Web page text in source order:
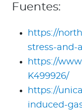
Fuentes:
https://
stress-and-
https://
K499926/
https://
induced-